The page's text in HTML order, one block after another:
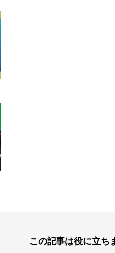
この記事は役に立ち